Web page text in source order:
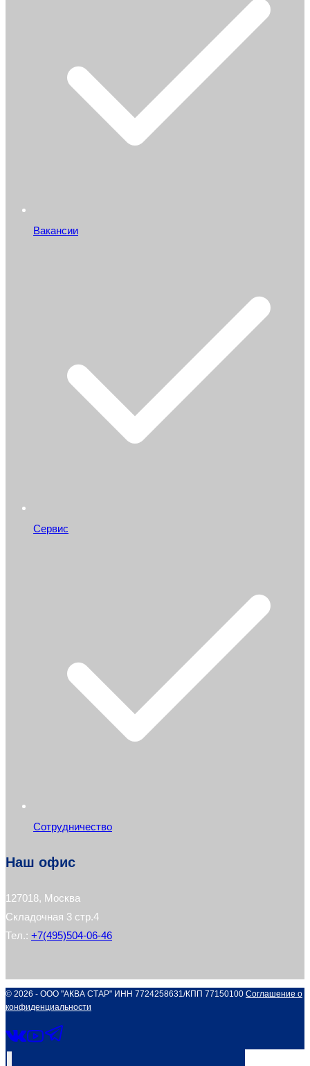
Вакансии
Сервис
Сотрудничество
Наш офис
127018, Москва
Складочная 3 стр.4
Тел.: +7(495)504-06-46
© 2026 - ООО "АКВА СТАР" ИНН 7724258631/КПП 77150100 Соглашение о
конфиденциальности